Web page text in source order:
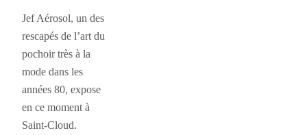
Jef Aérosol, un des
rescapés de l’art du
pochoir très à la
mode dans les
années 80, expose
en ce moment à
Saint-Cloud.